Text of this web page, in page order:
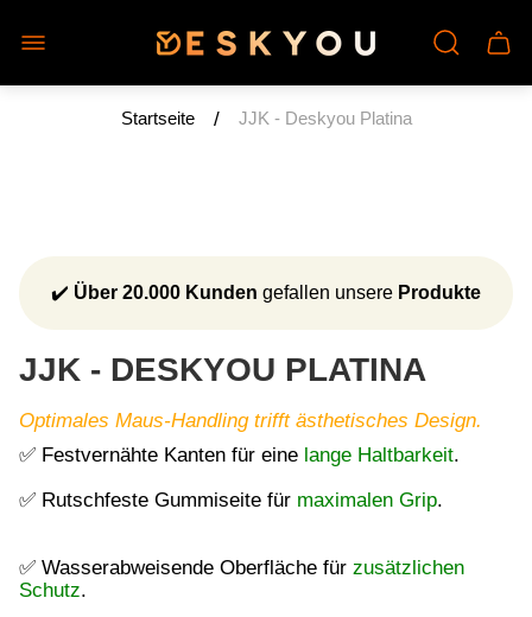
Laden-
Logo"
Startseite / JJK - Deskyou Platina
✔️ Über 20.000 Kunden gefallen unsere Produkte
JJK - DESKYOU PLATINA
Optimales Maus-Handling trifft ästhetisches Design.
✅ Festvernähte Kanten für eine lange Haltbarkeit.
✅ Rutschfeste Gummiseite für maximalen Grip.
✅ Wasserabweisende Oberfläche für zusätzlichen
Schutz.